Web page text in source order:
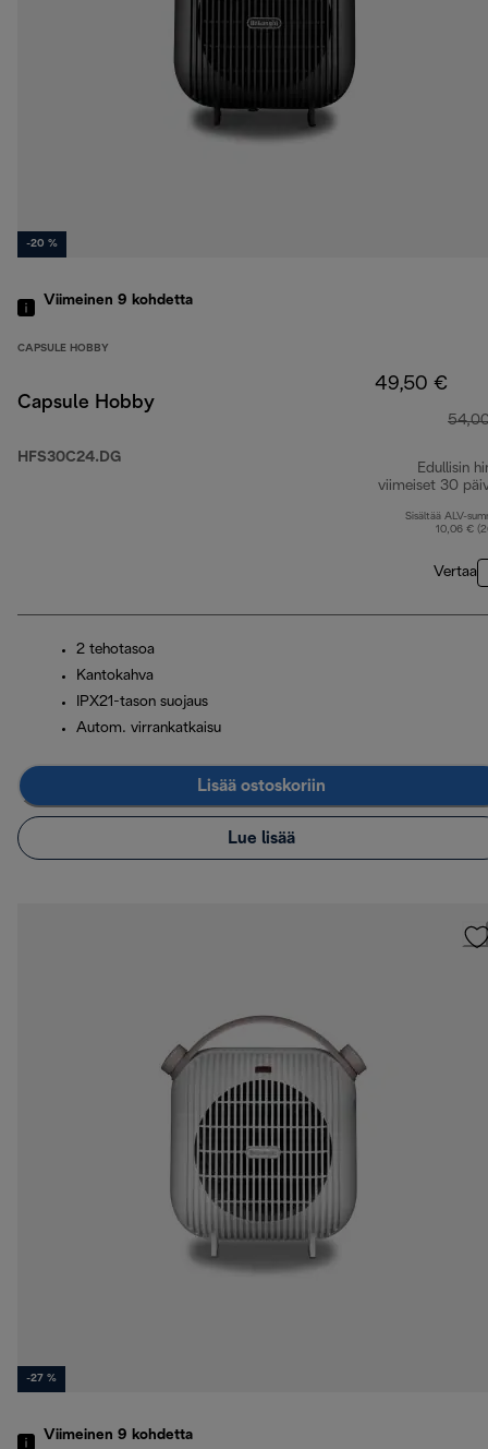
-20 %
Viimeinen 9 kohdetta
CAPSULE HOBBY
Capsule Hobby
HFS30C24.DG
49,50 €
Edullisin
viimeiset 30
Sisältää ALV-
10,06 €
Vertaa
2 tehotasoa
Kantokahva
IPX21-tason suojaus
Autom. virrankatkaisu
Lisää ostoskoriin
Lue lisää
-27 %
Viimeinen 9 kohdetta